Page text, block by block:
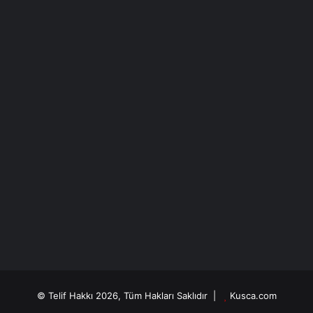
© Telif Hakkı 2026, Tüm Hakları Saklıdır | Kusca.com